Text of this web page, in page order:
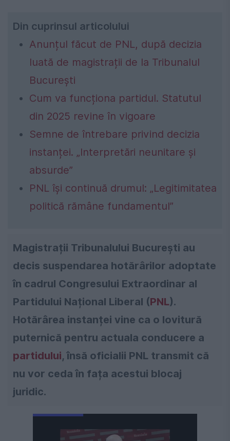
Din cuprinsul articolului
Anunțul făcut de PNL, după decizia
luată de magistrații de la Tribunalul
București
Cum va funcționa partidul. Statutul
din 2025 revine în vigoare
Semne de întrebare privind decizia
instanței. „Interpretări neunitare și
absurde”
PNL își continuă drumul: „Legitimitatea
politică rămâne fundamentul”
Magistrații Tribunalului București au
decis suspendarea hotărârilor adoptate
în cadrul Congresului Extraordinar al
Partidului Național Liberal (PNL).
Hotărârea instanței vine ca o lovitură
puternică pentru actuala conducere a
partidului, însă oficialii PNL transmit că
nu vor ceda în fața acestui blocaj
juridic.